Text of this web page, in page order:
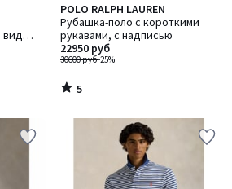
виде
POLO RALPH LAUREN
Рубашка-поло с короткими
рукавами, c надписью
30600 руб-25%
22950 руб
5
/
5
5
/